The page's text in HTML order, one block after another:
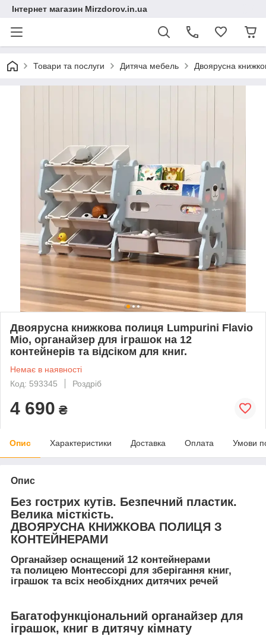
Інтернет магазин Mirzdorov.in.ua
Товари та послуги Дитяча мебель Двоярусна
Двоярусна книжкова полиця Lumpurini Flavio
Mio, органайзер для іграшок на 12
контейнерів та відсіком для книг.
Немає в наявності
Код: 593345
Роздріб
4 690 ₴
Опис Характеристики Доставка Оплата Умови
Опис
Без гострих кутів. Безпечний пластик.
Велика місткість.
ДВОЯРУСНА КНИЖКОВА ПОЛИЦЯ З
КОНТЕЙНЕРАМИ
Органайзер оснащений 12 контейнерами
та полицею Монтессорі для зберігання книг,
іграшок та всіх необіхдних дитячих речей
Багатофункціональний органайзер для
іграшок, книг в дитячу кімнату